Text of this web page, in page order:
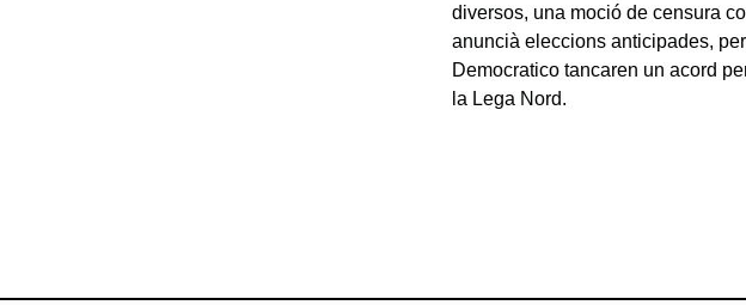
diversos, una moció de censura
anuncià eleccions anticipades,
Democratico tancaren un acord
la Lega Nord.